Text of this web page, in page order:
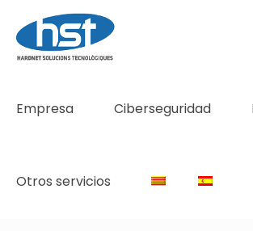
Empresa Ciberseguridad
Otros servicios